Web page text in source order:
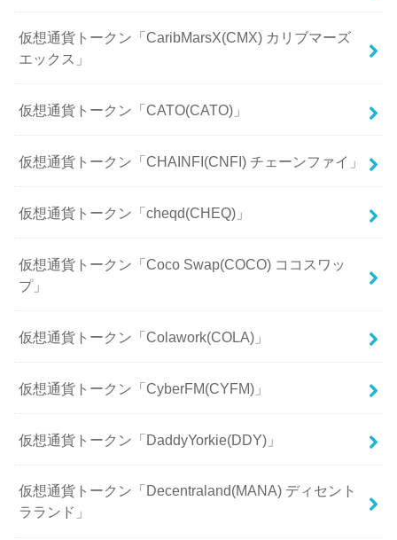
仮想通貨トークン「CaribMarsX(CMX) カリブマーズ
エックス」
仮想通貨トークン「CATO(CATO)」
仮想通貨トークン「CHAINFI(CNFI) チェーンファイ」
仮想通貨トークン「cheqd(CHEQ)」
仮想通貨トークン「Coco Swap(COCO) ココスワッ
プ」
仮想通貨トークン「Colawork(COLA)」
仮想通貨トークン「CyberFM(CYFM)」
仮想通貨トークン「DaddyYorkie(DDY)」
仮想通貨トークン「Decentraland(MANA) ディセント
ラランド」